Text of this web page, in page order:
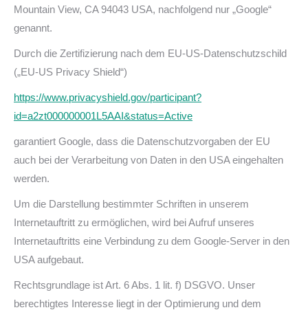
Mountain View, CA 94043 USA, nachfolgend nur „Google“
genannt.
Durch die Zertifizierung nach dem EU-US-Datenschutzschild
(„EU-US Privacy Shield“)
https://www.privacyshield.gov/participant?
id=a2zt000000001L5AAI&status=Active
garantiert Google, dass die Datenschutzvorgaben der EU
auch bei der Verarbeitung von Daten in den USA eingehalten
werden.
Um die Darstellung bestimmter Schriften in unserem
Internetauftritt zu ermöglichen, wird bei Aufruf unseres
Internetauftritts eine Verbindung zu dem Google-Server in den
USA aufgebaut.
Rechtsgrundlage ist Art. 6 Abs. 1 lit. f) DSGVO. Unser
berechtigtes Interesse liegt in der Optimierung und dem